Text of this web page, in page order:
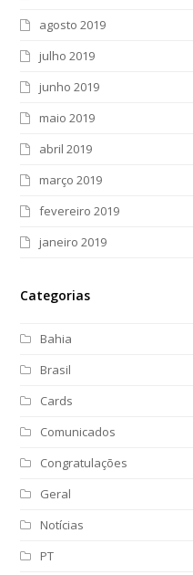
agosto 2019
julho 2019
junho 2019
maio 2019
abril 2019
março 2019
fevereiro 2019
janeiro 2019
Categorias
Bahia
Brasil
Cards
Comunicados
Congratulações
Geral
Notícias
PT